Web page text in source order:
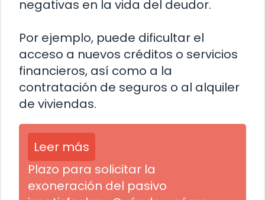
negativas en la vida del deudor.
Por ejemplo, puede dificultar el
acceso a nuevos créditos o servicios
financieros, así como a la
contratación de seguros o al alquiler
de viviendas.
Leer más
Plazo para solicitar la
exoneración del pasivo